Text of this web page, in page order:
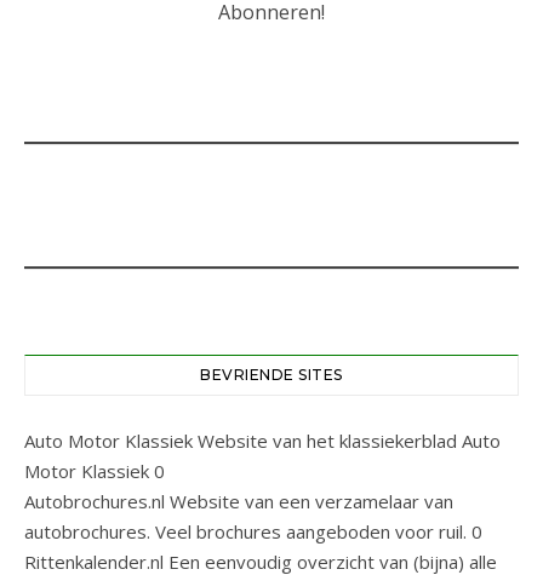
BEVRIENDE SITES
Auto Motor Klassiek Website van het klassiekerblad Auto
Motor Klassiek 0
Autobrochures.nl Website van een verzamelaar van
autobrochures. Veel brochures aangeboden voor ruil. 0
Rittenkalender.nl Een eenvoudig overzicht van (bijna) alle